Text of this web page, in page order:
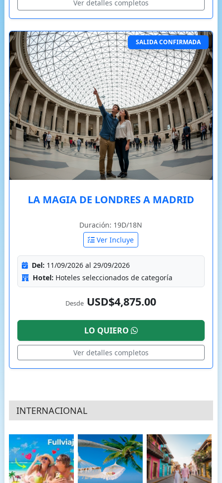
Ver detalles completos
SALIDA CONFIRMADA
LA MAGIA DE LONDRES A MADRID
Duración: 19D/18N
Ver Incluye
Del: 11/09/2026 al 29/09/2026
Hotel: Hoteles seleccionados de categoría
Desde USD$4,875.00
LO QUIERO
Ver detalles completos
INTERNACIONAL